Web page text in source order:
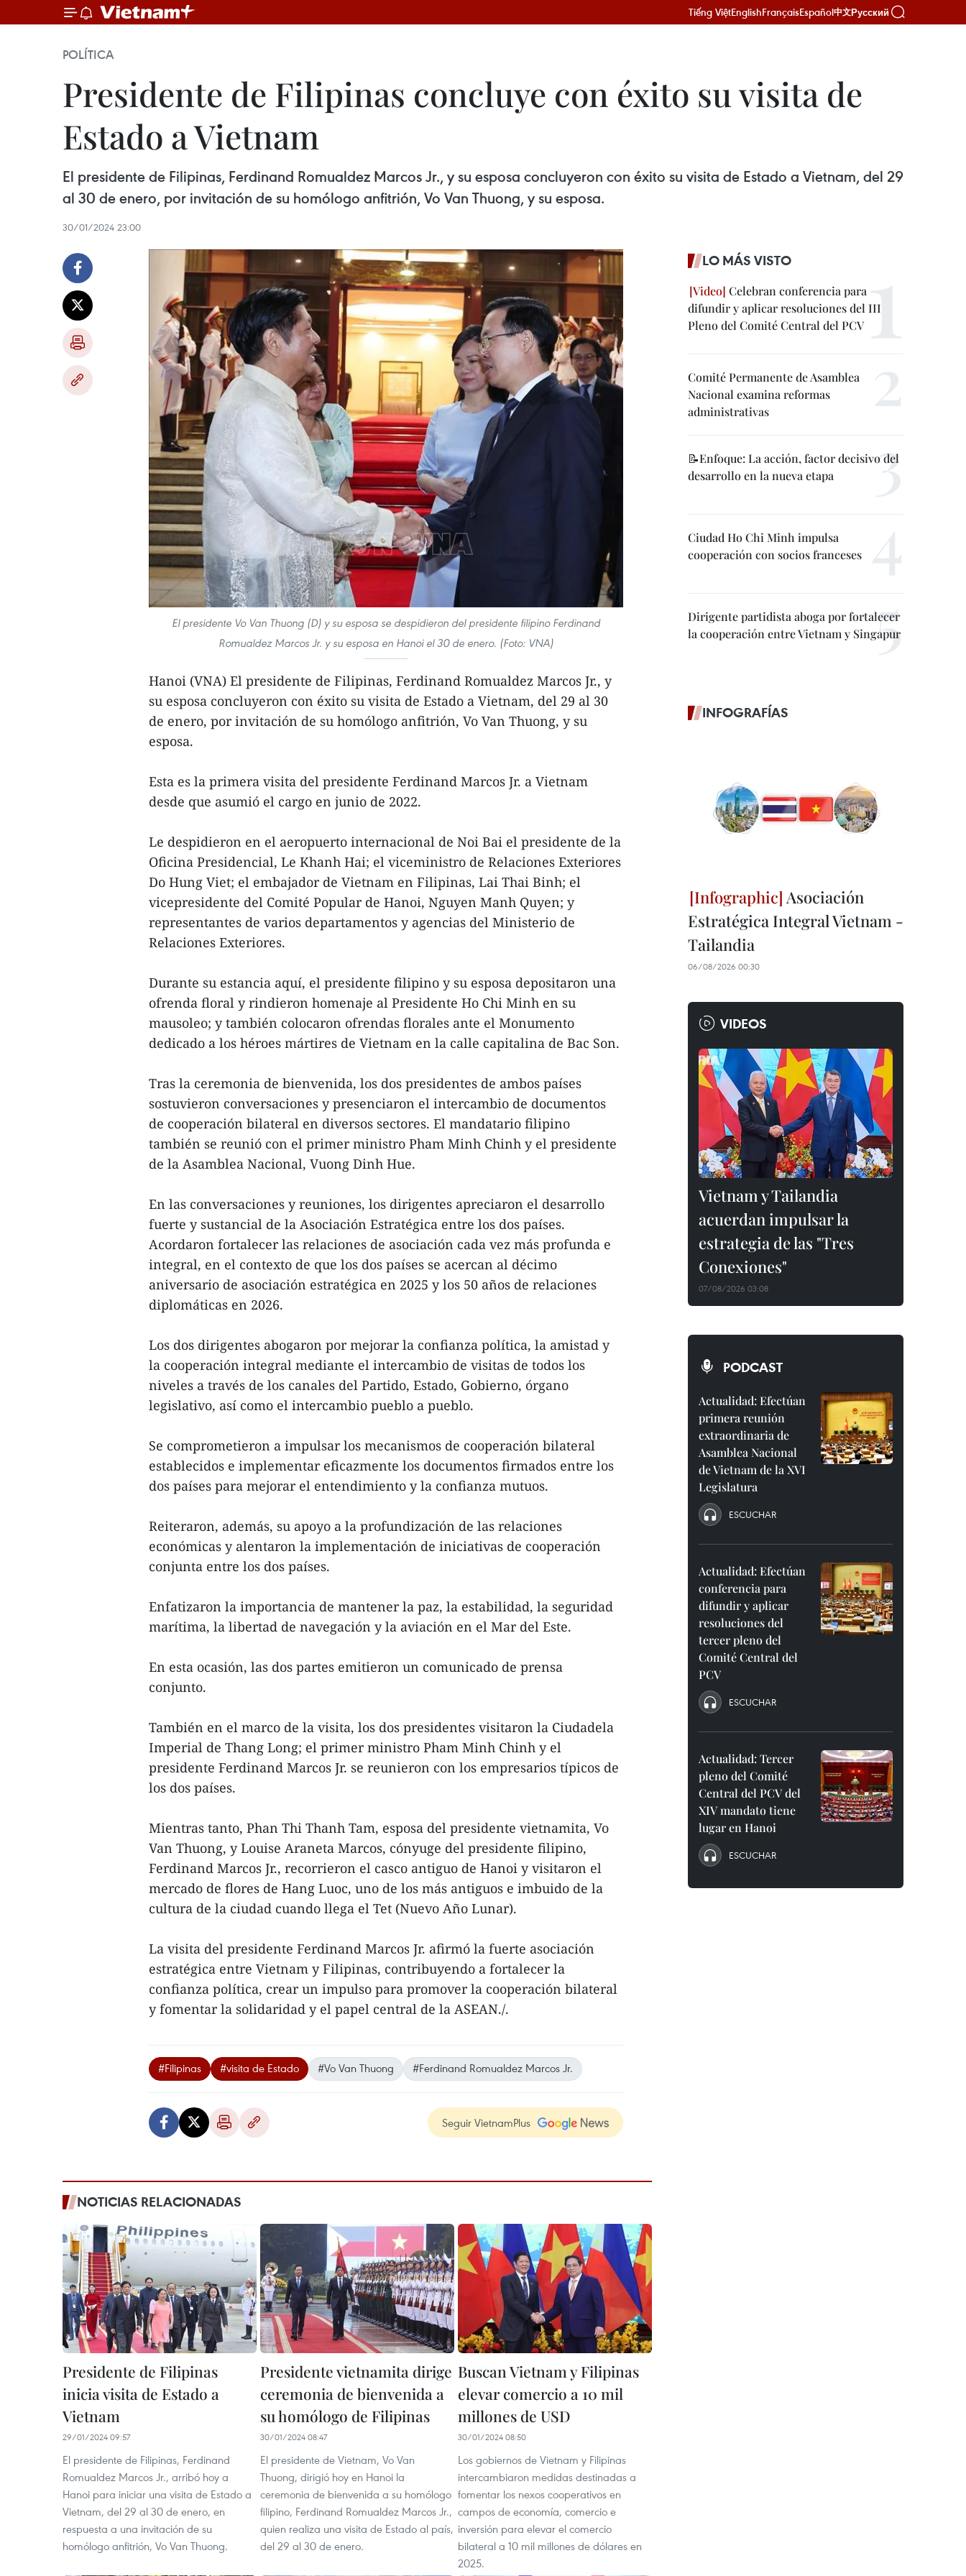
Tiếng ViệtEnglishFrançaisEspañol中文Русский
POLÍTICA
Presidente de Filipinas concluye con éxito su visita de
Estado a Vietnam
El presidente de Filipinas, Ferdinand Romualdez Marcos Jr., y su esposa concluyeron con éxito su visita de Estado a Vietnam, del 29
al 30 de enero, por invitación de su homólogo anfitrión, Vo Van Thuong, y su esposa.
30/01/2024 23:00
El presidente Vo Van Thuong (D) y su esposa se despidieron del presidente filipino Ferdinand
Romualdez Marcos Jr. y su esposa en Hanoi el 30 de enero. (Foto: VNA)
Hanoi (VNA) El presidente de Filipinas, Ferdinand Romualdez Marcos Jr., y
su esposa concluyeron con éxito su visita de Estado a Vietnam, del 29 al 30
de enero, por invitación de su homólogo anfitrión, Vo Van Thuong, y su
esposa.
Esta es la primera visita del presidente Ferdinand Marcos Jr. a Vietnam
desde que asumió el cargo en junio de 2022.
Le despidieron en el aeropuerto internacional de Noi Bai el presidente de la
Oficina Presidencial, Le Khanh Hai; el viceministro de Relaciones Exteriores
Do Hung Viet; el embajador de Vietnam en Filipinas, Lai Thai Binh; el
vicepresidente del Comité Popular de Hanoi, Nguyen Manh Quyen; y
representantes de varios departamentos y agencias del Ministerio de
Relaciones Exteriores.
Durante su estancia aquí, el presidente filipino y su esposa depositaron una
ofrenda floral y rindieron homenaje al Presidente Ho Chi Minh en su
mausoleo; y también colocaron ofrendas florales ante el Monumento
dedicado a los héroes mártires de Vietnam en la calle capitalina de Bac Son.
Tras la ceremonia de bienvenida, los dos presidentes de ambos países
sostuvieron conversaciones y presenciaron el intercambio de documentos
de cooperación bilateral en diversos sectores. El mandatario filipino
también se reunió con el primer ministro Pham Minh Chinh y el presidente
de la Asamblea Nacional, Vuong Dinh Hue.
En las conversaciones y reuniones, los dirigentes apreciaron el desarrollo
fuerte y sustancial de la Asociación Estratégica entre los dos países.
Acordaron fortalecer las relaciones de asociación cada vez más profunda e
integral, en el contexto de que los dos países se acercan al décimo
aniversario de asociación estratégica en 2025 y los 50 años de relaciones
diplomáticas en 2026.
Los dos dirigentes abogaron por mejorar la confianza política, la amistad y
la cooperación integral mediante el intercambio de visitas de todos los
niveles a través de los canales del Partido, Estado, Gobierno, órgano
legislativo, así como el intercambio pueblo a pueblo.
Se comprometieron a impulsar los mecanismos de cooperación bilateral
establecidos e implementar eficazmente los documentos firmados entre los
dos países para mejorar el entendimiento y la confianza mutuos.
Reiteraron, además, su apoyo a la profundización de las relaciones
económicas y alentaron la implementación de iniciativas de cooperación
conjunta entre los dos países.
Enfatizaron la importancia de mantener la paz, la estabilidad, la seguridad
marítima, la libertad de navegación y la aviación en el Mar del Este.
En esta ocasión, las dos partes emitieron un comunicado de prensa
conjunto.
También en el marco de la visita, los dos presidentes visitaron la Ciudadela
Imperial de Thang Long; el primer ministro Pham Minh Chinh y el
presidente Ferdinand Marcos Jr. se reunieron con los empresarios típicos de
los dos países.
Mientras tanto, Phan Thi Thanh Tam, esposa del presidente vietnamita, Vo
Van Thuong, y Louise Araneta Marcos, cónyuge del presidente filipino,
Ferdinand Marcos Jr., recorrieron el casco antiguo de Hanoi y visitaron el
mercado de flores de Hang Luoc, uno de los más antiguos e imbuido de la
cultura de la ciudad cuando llega el Tet (Nuevo Año Lunar).
La visita del presidente Ferdinand Marcos Jr. afirmó la fuerte asociación
estratégica entre Vietnam y Filipinas, contribuyendo a fortalecer la
confianza política, crear un impulso para promover la cooperación bilateral
y fomentar la solidaridad y el papel central de la ASEAN./.
#Filipinas #visita de Estado #Vo Van Thuong #Ferdinand Romualdez Marcos Jr.
Seguir VietnamPlus
NOTICIAS RELACIONADAS
Presidente de Filipinas
inicia visita de Estado a
Vietnam
29/01/2024 09:57
El presidente de Filipinas, Ferdinand
Romualdez Marcos Jr., arribó hoy a
Hanoi para iniciar una visita de Estado a
Vietnam, del 29 al 30 de enero, en
respuesta a una invitación de su
homólogo anfitrión, Vo Van Thuong.
Presidente vietnamita dirige
ceremonia de bienvenida a
su homólogo de Filipinas
30/01/2024 08:47
El presidente de Vietnam, Vo Van
Thuong, dirigió hoy en Hanoi la
ceremonia de bienvenida a su homólogo
filipino, Ferdinand Romualdez Marcos Jr.,
quien realiza una visita de Estado al país,
del 29 al 30 de enero.
Buscan Vietnam y Filipinas
elevar comercio a 10 mil
millones de USD
30/01/2024 08:50
Los gobiernos de Vietnam y Filipinas
intercambiaron medidas destinadas a
fomentar los nexos cooperativos en
campos de economía, comercio e
inversión para elevar el comercio
bilateral a 10 mil millones de dólares en
2025.
LO MÁS VISTO
Celebran conferencia para
difundir y aplicar resoluciones del III
Pleno del Comité Central del PCV
Comité Permanente de Asamblea
Nacional examina reformas
administrativas
📝Enfoque: La acción, factor decisivo del
desarrollo en la nueva etapa
Ciudad Ho Chi Minh impulsa
cooperación con socios franceses
Dirigente partidista aboga por fortalecer
la cooperación entre Vietnam y Singapur
INFOGRAFÍAS
Asociación
Estratégica Integral Vietnam -
Tailandia
06/08/2026 00:30
VIDEOS
Vietnam y Tailandia
acuerdan impulsar la
estrategia de las "Tres
Conexiones"
07/08/2026 03:08
PODCAST
Actualidad: Efectúan
primera reunión
extraordinaria de
Asamblea Nacional
de Vietnam de la XVI
Legislatura
ESCUCHAR
Actualidad: Efectúan
conferencia para
difundir y aplicar
resoluciones del
tercer pleno del
Comité Central del
PCV
ESCUCHAR
Actualidad: Tercer
pleno del Comité
Central del PCV del
XIV mandato tiene
lugar en Hanoi
ESCUCHAR